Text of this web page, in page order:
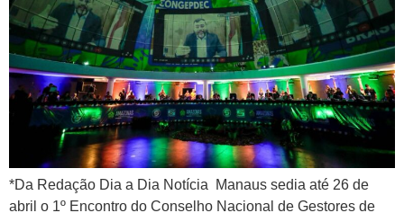
*Da Redação Dia a Dia Notícia Manaus sedia até 26 de
abril o 1º Encontro do Conselho Nacional de Gestores de